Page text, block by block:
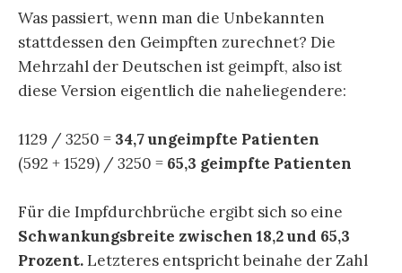
Was passiert, wenn man die Unbekannten
stattdessen den Geimpften zurechnet? Die
Mehrzahl der Deutschen ist geimpft, also ist
diese Version eigentlich die naheliegendere:
1129 / 3250 = 34,7 ungeimpfte Patienten
(592 + 1529) / 3250 = 65,3 geimpfte Patienten
Für die Impfdurchbrüche ergibt sich so eine
Schwankungsbreite zwischen 18,2 und 65,3
Prozent.Letzteres entspricht beinahe der Zahl